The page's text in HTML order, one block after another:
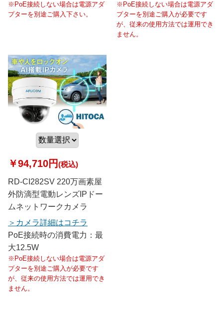
※PoE接続しない場合は電源アダ
プターを別途ご購入下さい。
※PoE接続しない場合は電源アダ
プターを別途ご購入が必要です
が、従来の使用方法では運用でき
ません。
￥94,710円(税込)
RD-CI282SV 220万画素屋
外防滴型電動レンズIPドー
ムネットワークカメラ
カメラ詳細はコチラ
PoE接続時の消費電力：最
大12.5W
※PoE接続しない場合は電源アダ
プターを別途ご購入が必要です
が、従来の使用方法では運用でき
ません。